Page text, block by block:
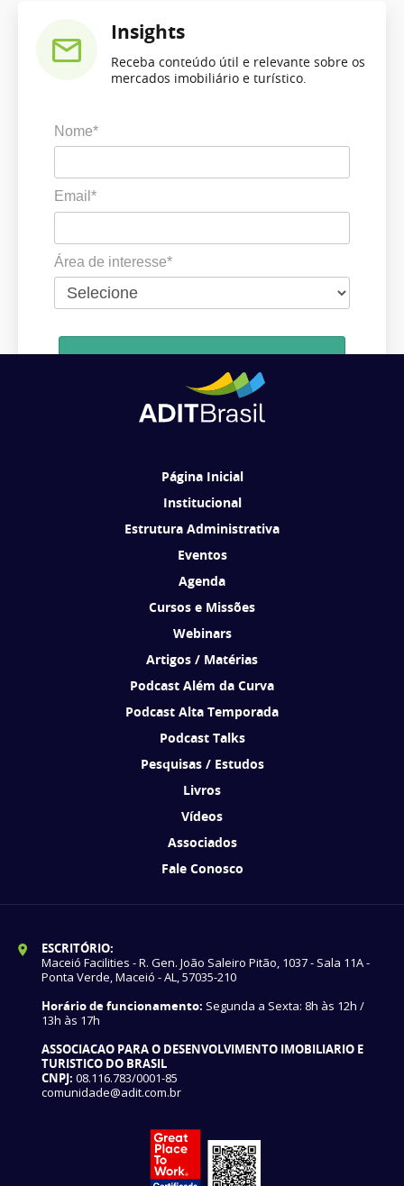
Insights
Receba conteúdo útil e relevante sobre os
mercados imobiliário e turístico.
Nome*
Email*
Área de interesse*
Ao se cadastrar, você concorda em receber comunicações da ADIT
Página Inicial
Institucional
Estrutura Administrativa
Eventos
Agenda
Cursos e Missões
Webinars
Artigos / Matérias
Podcast Além da Curva
Podcast Alta Temporada
Podcast Talks
Pesquisas / Estudos
Livros
Vídeos
Associados
Fale Conosco
ESCRITÓRIO:
Maceió Facilities - R. Gen. João Saleiro Pitão, 1037 - Sala 11A -
Ponta Verde, Maceió - AL, 57035-210
Horário de funcionamento: Segunda a Sexta: 8h às 12h /
13h às 17h
ASSOCIACAO PARA O DESENVOLVIMENTO IMOBILIARIO E
TURISTICO DO BRASIL
CNPJ: 08.116.783/0001-85
comunidade@adit.com.br